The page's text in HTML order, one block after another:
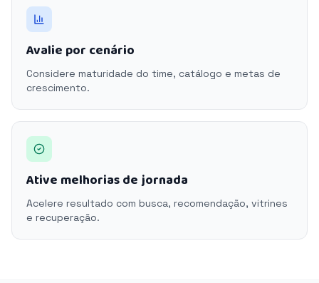
Avalie por cenário
Considere maturidade do time, catálogo e metas de
crescimento.
Ative melhorias de jornada
Acelere resultado com busca, recomendação, vitrines
e recuperação.